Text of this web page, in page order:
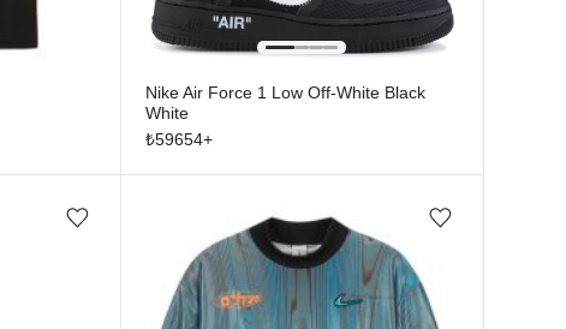
Nike Air Force 1 Low Off-White Black
White
₺59654+
Favorilere ekle/çıkar Favorilere ekle/çıkar